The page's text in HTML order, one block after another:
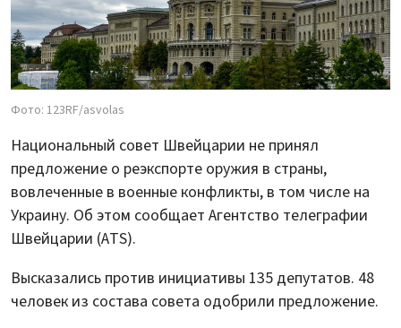
Фото: 123RF/asvolas
Национальный совет Швейцарии не принял
предложение о реэкспорте оружия в страны,
вовлеченные в военные конфликты, в том числе на
Украину. Об этом сообщает Агентство телеграфии
Швейцарии (ATS).
Высказались против инициативы 135 депутатов. 48
человек из состава совета одобрили предложение.